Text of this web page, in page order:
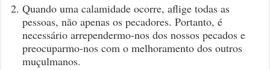
Quando uma calamidade ocorre, aflige todas as
pessoas, não apenas os pecadores. Portanto, é
necessário arrependermo-nos dos nossos pecados e
preocuparmo-nos com o melhoramento dos outros
muçulmanos.